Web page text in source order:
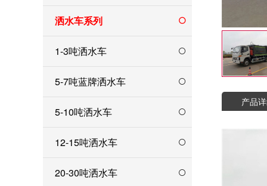
洒水车系列
1-3吨洒水车
5-7吨蓝牌洒水车
5-10吨洒水车
12-15吨洒水车
20-30吨洒水车
产品